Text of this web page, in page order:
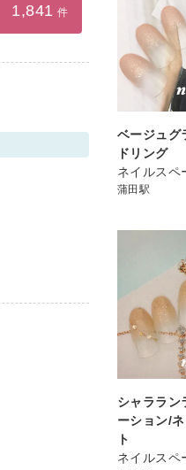
ベージュグ
ドリング
ネイルスペ
蒲田駅
シャララン
ーション/
ト
ネイルスペ
1,841 件